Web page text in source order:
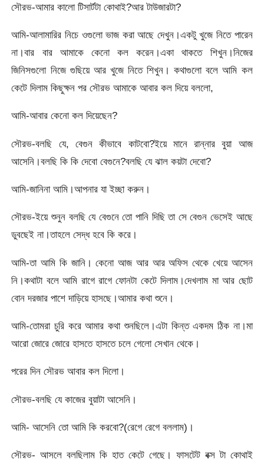
সৌরভ-আমার কালো টিসার্টটা কোথাই?আর টাউজারটা?
আমি-আলামারির নিচে ওগুলো ভাজ করা আছে দেখুন।একটু খুজে নিতে পারেন
না।বার বার আমাকে কেনো কল করেন।একা থাকতে শিখুন।নিজের
জিনিসগুলো নিজে গুছিয়ে আর খুজে নিতে শিখুন। কথাগুলো বলে আমি কল
কেটে দিলাম কিছুক্ষন পর সৌরভ আমাকে আবার কল দিয়ে বললো,
আমি-আবার কেনো কল দিয়েছেন?
সৌরভ-বলছি যে, বেগুন কীভাবে কাটবো?ইয়ে মানে রান্নার বুয়া আজ
আসেনি।বলছি কি কি দেবো বেগুনে?বলছি যে ঝাল কয়টা দেবো?
আমি-জানিনা আমি।আপনার যা ইচ্ছা করুন।
সৌরভ-ইয়ে শুনুন বলছি যে বেগুনে তো পানি দিছি তা সে বেগুন ভেসেই আছে
ডুবছেই না।তাহলে সেদ্ধ হবে কি করে।
আমি-তা আমি কি জানি। কেনো আজ আর আর অফিস থেকে খেয়ে আসেন
নি।কথাটা বলে আমি রাগে রাগে ফোনটা কেটে দিলাম।দেখলাম মা আর ছোট
বোন দরজার পাশে দাড়িয়ে হাসছে।আমার কথা শুনে।
আমি-তোমরা চুরি করে আমার কথা শুনছিলে।এটা কিন্ত একদম ঠিক না।মা
আরো জোরে জোরে হাসতে হাসতে চলে গেলো সেখান থেকে।
পরের দিন সৌরভ আবার কল দিলো।
সৌরভ-বলছি যে কাজের বুয়াটা আসেনি।
আমি- আসেনি তো আমি কি করবো?(রেগে রেগে বললাম)।
সৌরভ- আসলে বলছিলাম কি হাত কেটে গেছে। ফাসটেট বক্স টা কোথাই